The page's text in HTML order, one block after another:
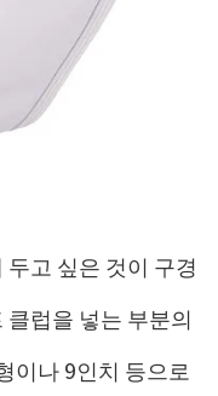
고 싶은 것이 구경
럽을 넣는 부분의
이나 9인치 등으로